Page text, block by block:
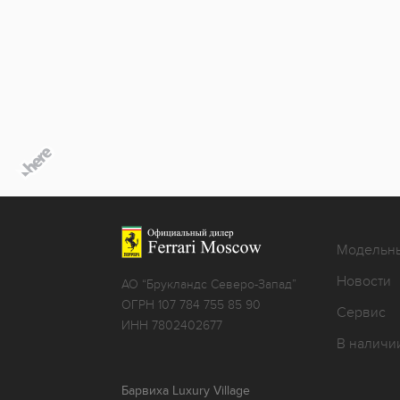
АО “Брукландс Северо-Запад”
ОГРН 107 784 755 85 90
ИНН 7802402677
Новости
Сервис
В
Барвиха Luxury Village